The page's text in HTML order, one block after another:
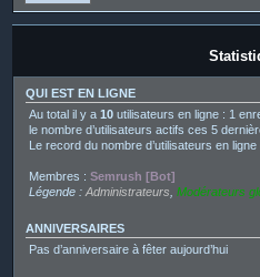
QUI EST EN LIGNE
Au total il y a 10 utilisateurs en ligne : 1
le nombre d’utilisateurs actifs ces 5
Le record du nombre d’utilisateurs en
Membres : Semrush [Bot]
Légende : Administrateurs Modérateurs
ANNIVERSAIRES
Pas d’anniversaire à fêter aujourd’hui